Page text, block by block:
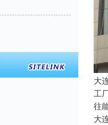
大
工
往
大